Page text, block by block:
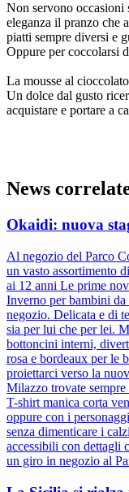
Non servono occasioni
eleganza il pranzo che
piatti sempre diversi e
Oppure per coccolarsi
La mousse al
Un dolce dal gusto
acquistare e portare a
News
Okaidi: nuova
Al negozio del Parco
un vasto assortimento
ai 12 anni Le prime
Inverno per bambini
negozio. Delicata e di
sia per lui che per lei.
bottoncini interni,
rosa e bordeaux per le
proiettarci verso la
Milazzo trovate
T-shirt manica corta
oppure con i
senza dimenticare i
accessibili con dettagli
un giro in negozio al